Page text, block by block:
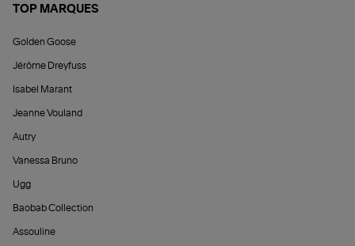
TOP MARQUES
Golden Goose
Jérôme Dreyfuss
Isabel Marant
Jeanne Vouland
Autry
Vanessa Bruno
Ugg
Baobab Collection
Assouline